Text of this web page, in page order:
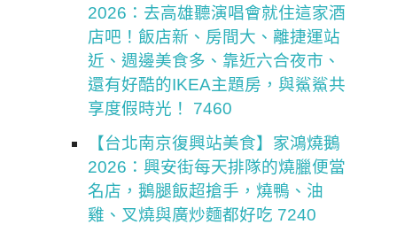
2026：去高雄聽演唱會就住這家酒
店吧！飯店新、房間大、離捷運站
近、週邊美食多、靠近六合夜市、
還有好酷的IKEA主題房，與鯊鯊共
享度假時光！ 7460
【台北南京復興站美食】家鴻燒鵝
2026：興安街每天排隊的燒臘便當
名店，鵝腿飯超搶手，燒鴨、油
雞、叉燒與廣炒麵都好吃 7240